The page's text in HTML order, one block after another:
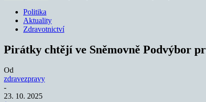
Politika
Aktuality
Zdravotnictví
Pirátky chtějí ve Sněmovně Podvýbor
Od
zdravezpravy
-
23. 10. 2025